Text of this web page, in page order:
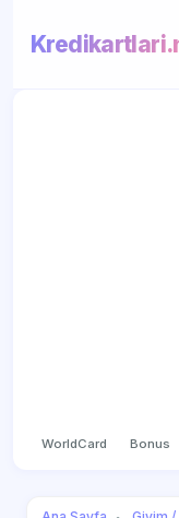
WorldCard Bonus